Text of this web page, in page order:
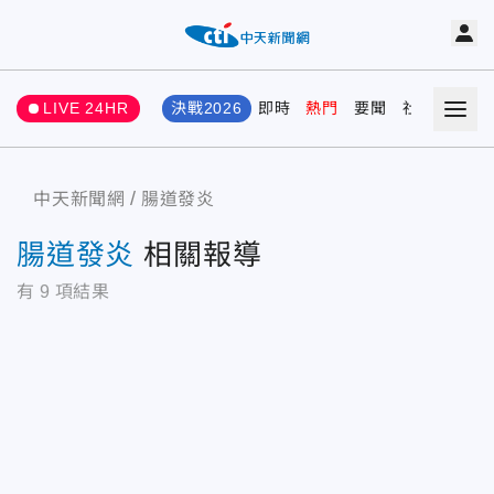
LIVE 24HR 決戰2026 即時 熱門 要聞 社會 娛樂
中天新聞網 腸道發炎
腸道發炎 相關報導
有 9 項結果